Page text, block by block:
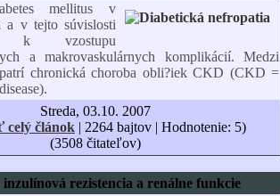
mellitus v
a v tejto súvislosti
vzostupu
a makrovaskulárnych komplikácií. Medzi
patrí chronická choroba obli?iek CKD (CKD =
Streda, 03.10. 2007
celý článok | 2264 bajtov | Hodnotenie: 5)
(3508 čitateľov)
inzulínová rezistencia a renálne funkcie